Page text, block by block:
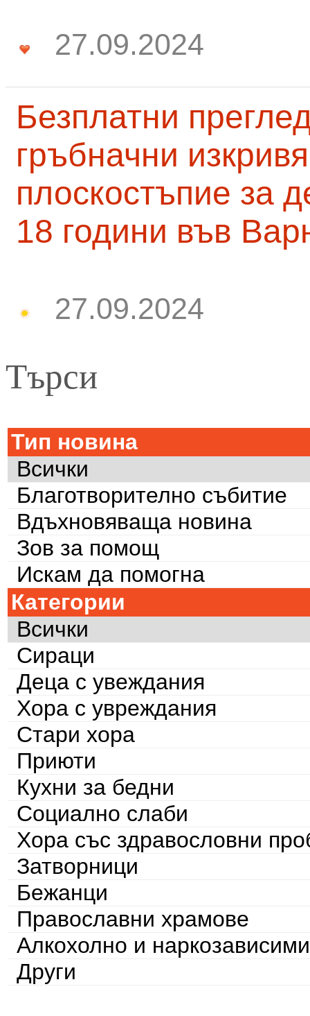
27.09.2024
Безплатни
гръбначни
плоскостъпие за
18 години във
27.09.2024
Търси
Тип новина
Всички
Благотворително събитие
Вдъхновяваща новина
Зов за помощ
Искам да помогна
Категории
Всички
Сираци
Деца с увеждания
Хора с увреждания
Стари хора
Приюти
Кухни за бедни
Социално слаби
Хора със здравословни
Затворници
Бежанци
Православни храмове
Алкохолно и наркозависими
Други